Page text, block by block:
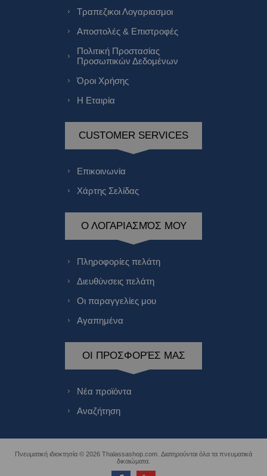
Τραπεζικοι Λογαριασμοι
Αποστολές & Επιστροφές
Πολιτική Προστασίας
Προσωπικών Δεδομένων
Όροι Χρήσης
Η Εταιρία
CUSTOMER SERVICES
Επικοινωνία
Χάρτης Σελίδας
Ο ΛΟΓΑΡΙΑΣΜΌΣ ΜΟΥ
Πληροφορίες πελάτη
Διευθύνσεις πελάτη
Οι παραγγελίες μου
Αγαπημένα
ΟΙ ΠΡΟΣΦΟΡΈΣ ΜΑΣ
Νέα προϊόντα
Αναζήτηση
Πνευματική ιδιοκτησία © 2026 Thalassashop.com. Διατηρούνται όλα τα πνευματικά
δικαιώματα.